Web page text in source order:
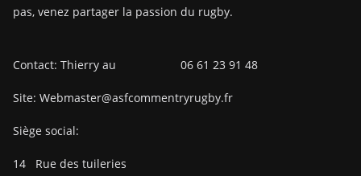
pas, venez partager la passion du rugby.
Contact: Thierry au 06 61 23 91 48
Site: Webmaster@asfcommentryrugby.fr
Siège social:
14 Rue des tuileries